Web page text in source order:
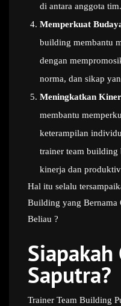
di antara anggota tim.
Memperkuat
building membantu
dengan
norma, dan sikap
Meningkatkan
membantu
keterampilan
trainer team building
kinerja dan
Hal itu selalu
Building yang Bernama
Beliau ?
Siapakah
Saputra?
Trainer Team Building